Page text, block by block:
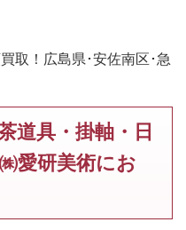
取！広島県･安佐南区･急
道具・掛軸・日
愛研美術にお